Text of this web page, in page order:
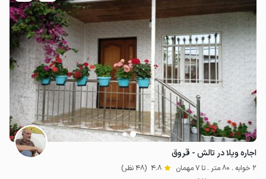
اجاره ویلا در تالش - قروق
2 خوابه . 80 متر . تا 7 مهمان 4.8 (48 نظر)